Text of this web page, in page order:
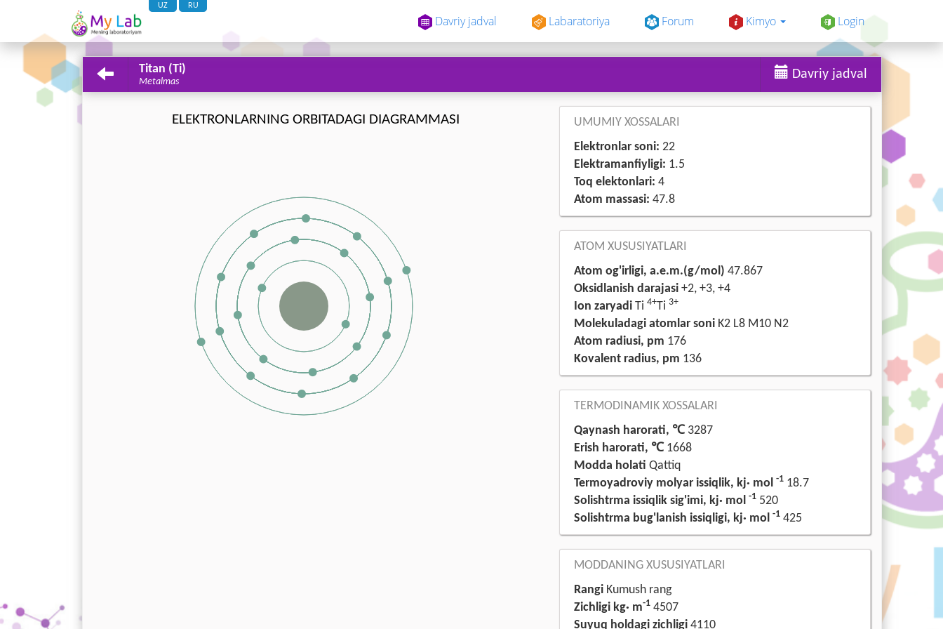
UZ RU
Davriy jadval Labaratoriya Forum Kimyo Login
Titan (Ti)
Metalmas
Davriy jadval
ELEKTRONLARNING ORBITADAGI DIAGRAMMASI
UMUMIY XOSSALARI
Elektronlar soni: 22
Elektramanfiyligi: 1.5
Toq elektonlari: 4
Atom massasi: 47.8
ATOM XUSUSIYATLARI
Atom og'irligi, a.e.m.(g/mol) 47.867
Oksidlanish darajasi+2, +3, +4
Ion zaryadiTi 4+Ti 3+
Molekuladagi atomlar soniK2 L8 M10 N2
Atom radiusi, pm 176
Kovalent radius, pm 136
TERMODINAMIK XOSSALARI
Qaynash harorati, ℃3287
Erish harorati, ℃1668
Modda holati Qattiq
Termoyadroviy molyar issiqlik, kj· mol -118.7
Solishtrma issiqlik sig'imi, kj· mol -1520
Solishtrma bug'lanish issiqligi, kj· mol -1425
MODDANING XUSUSIYATLARI
RangiKumush rang
Zichligi kg· m-14507
Suyuq holdagi zichligi4110